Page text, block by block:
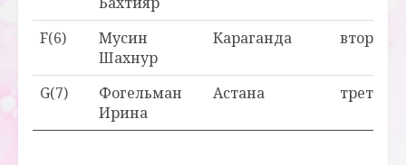
F(6)
Мусин
Шахнур
Караганда вторая
G(7)
Фогельман
Ирина
Астана третья